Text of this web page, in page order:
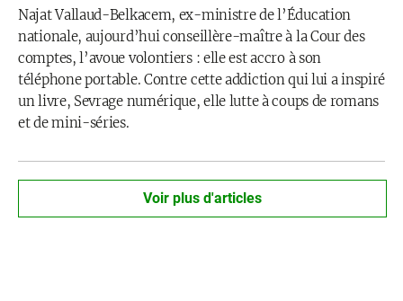
Najat Vallaud-Belkacem, ex-ministre de l’Éducation
nationale, aujourd’hui conseillère-maître à la Cour des
comptes, l’avoue volontiers : elle est accro à son
téléphone portable. Contre cette addiction qui lui a inspiré
un livre, Sevrage numérique, elle lutte à coups de romans
et de mini-séries.
Voir plus d'articles